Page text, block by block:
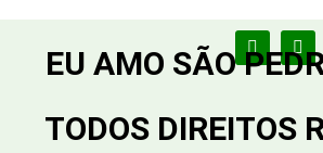
EU AMO SÃO
TODOS DIREITOS